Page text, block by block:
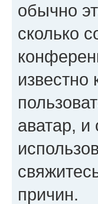
обычно
сколько
известно
аватар, и
причин.